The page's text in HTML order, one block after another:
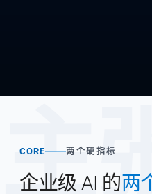
主
CORE 两个硬指标
企业级 AI 的两